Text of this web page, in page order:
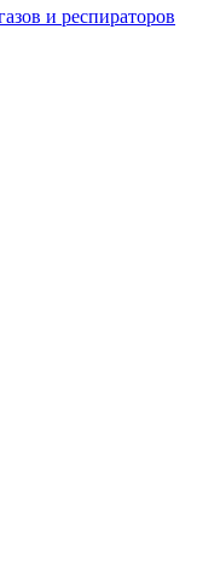
и респираторов